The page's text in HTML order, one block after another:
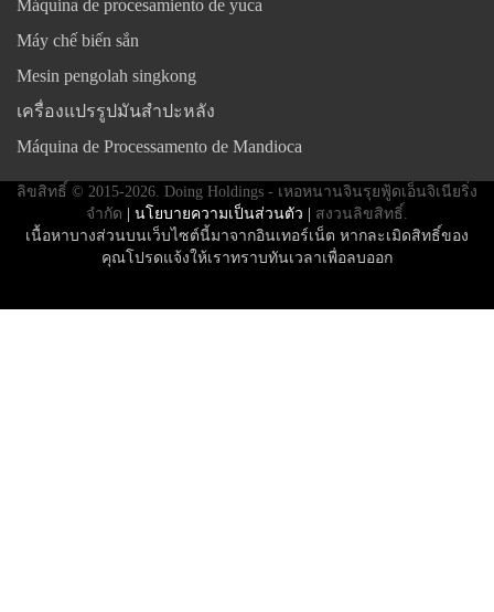
Máquina de procesamiento de yuca
Máy chế biến sắn
Mesin pengolah singkong
เครื่องแปรรูปมันสำปะหลัง
Máquina de Processamento de Mandioca
ลิขสิทธิ์ © 2015-2026. Doing Holdings - เหอหนานจินรุยฟู้ดเอ็นจิเนียริ่ง
จำกัด | นโยบายความเป็นส่วนตัว |
สงวนลิขสิทธิ์.
เนื้อหาบางส่วนบนเว็บไซต์นี้มาจากอินเทอร์เน็ต หากละเมิดสิทธิ์ของ
คุณโปรดแจ้งให้เราทราบทันเวลาเพื่อลบออก